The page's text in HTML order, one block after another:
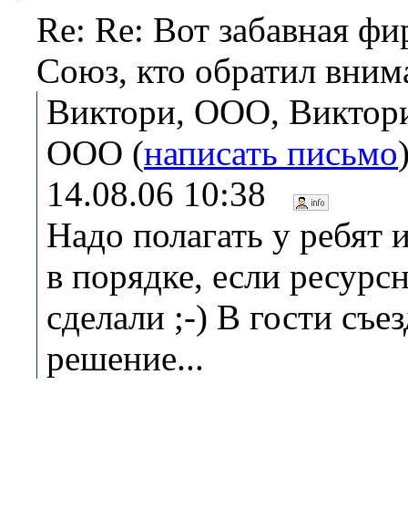
Re: Re: Вот забавная
Союз, кто обратил
Виктори, ООО,
ООО (написать письмо
14.08.06 10:38
Надо полагать у ребят
в порядке, если
сделали ;-) В гости
решение...